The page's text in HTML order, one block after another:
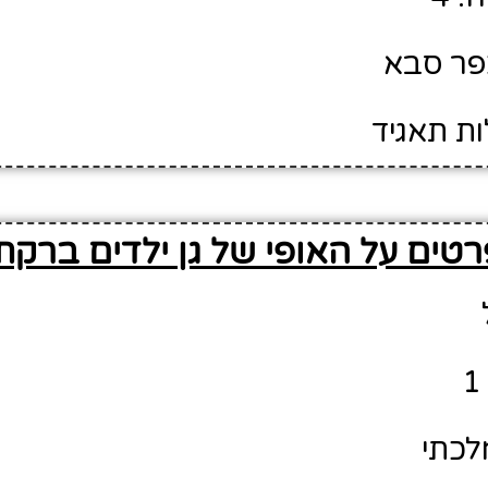
סבא
תאגיד
על האופי של גן ילדים